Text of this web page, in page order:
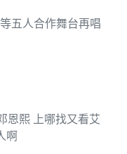
五人合作舞台再唱
恩熙 上哪找又看艾
啊